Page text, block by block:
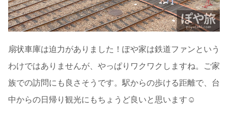
扇状車庫は迫力がありました！ぽや家は鉄道ファンという
わけではありませんが、やっぱりワクワクしますね。ご家
族での訪問にも良さそうです。駅からの歩ける距離で、台
中からの日帰り観光にもちょうど良いと思います☺